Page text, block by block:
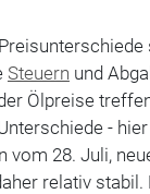
Steuern und
Ölpreise
-
vom 28. Juli,
relativ stabil.